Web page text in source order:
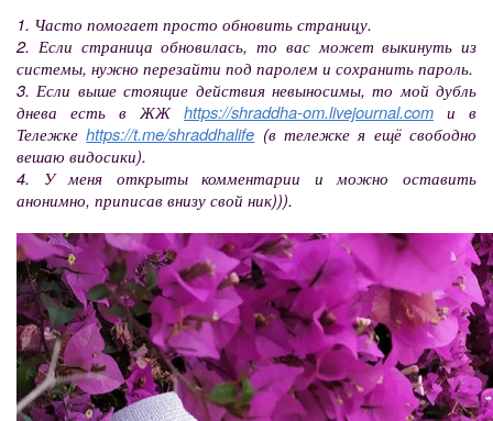
1. Часто помогает просто обновить страницу.
2. Если страница обновилась, то вас может выкинуть из
системы, нужно перезайти под паролем и сохранить пароль.
3. Если выше стоящие действия невыносимы, то мой дубль
днева есть в ЖЖ https://shraddha-om.livejournal.com и в
Тележкеhttps://t.me/shraddhalife (в тележке я ещё свободно
вешаю видосики).
4. У меня открыты комментарии и можно оставить
анонимно, приписав внизу свой ник))).